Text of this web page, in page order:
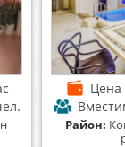
Район: